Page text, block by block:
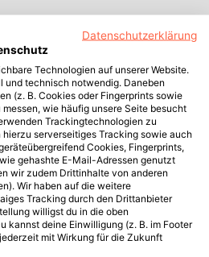
Datenschutzerklärung
Technologien auf unserer Website.
und technisch notwendig. Daneben
(z. B. Cookies oder Fingerprints sowie
wie häufig unsere Seite besucht
Trackingtechnologien zu
serverseitiges Tracking sowie auch
Cookies, Fingerprints,
gehashte E-Mail-Adressen genutzt
wir zudem Drittinhalte von anderen
Wir haben auf die weitere
Tracking durch den Drittanbieter
willigst du in die oben
kannst deine Einwilligung (z. B. im Footer
mit Wirkung für die Zukunft